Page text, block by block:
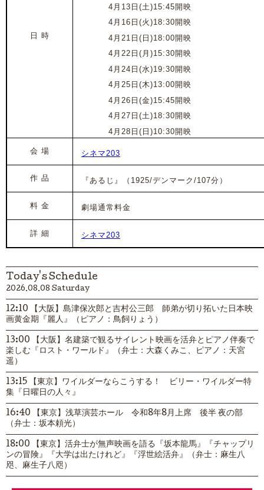
日 時
4月13日(土)15:45開映
4月16日(火)18:30開映
4月21日(日)18:00開映
4月22日(月)15:30開映
4月24日(水)19:30開映
4月25日(木)13:00開映
4月26日(金)15:45開映
4月27日(土)18:30開映
4月28日(日)10:30開映
会 場 シネマ203
作 品 『あるじ』（1925/デンマーク/107分）
料 金 劇場通常料金
詳 細 シネマ203
Today's Schedule
2026.08.08 Saturday
12:10 【大阪】島津保次郎と吉村公三郎 師弟が切り拓いた日本映
画黄金期『麗人』（ピアノ：鳥飼りょう）
13:00 【大阪】名建築で観るサイレント映画を活弁とピアノ伴奏で
楽しむ『ロスト・ワールド』（弁士：大森くみこ、ピアノ：天宮
遥）
13:15 【東京】ワイルダーならこうする！ ビリー・ワイルダー特
集『日曜日の人々』
16:40 【東京】浅草演芸ホール 令和8年8月上席 後半 夜の部
（弁士：坂本頼光）
18:00 【東京】活弁士が無声映画を語る『坂本龍馬』『チャップリ
ンの冒険』『大学は出たけれど』『浮世絵活弁』（弁士：麻生八
咫、麻生子八咫）